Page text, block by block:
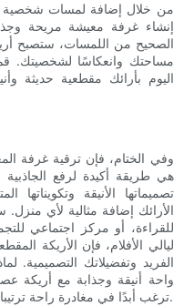
من خلال إضافة لمسات شخصية
إنشاء غرفة معيشة مريحة
الصحيح من اللمسات، ستصبح
مساحتك وانعكاسًا لشخصيتك.
اليوم بأرائك مقطعية حديثة
وفي الختام، فإن ترقية غرفة
هي طريقة أكيدة لرفع
تصميماتها الأنيقة وتكويناتها
الأرائك إضافة مثالية لأي
للقراءة، أو مركز اجتماعي
ليالي الأفلام، فإن الأريكة
الفريد وتفضيلاتك التصميمية.
واحة أنيقة وجذابة مع أريكة
ترغب أبدًا في مغادرة راحة ترتيبات الجلوس الأنيقة الجديدة الخاصة بك.